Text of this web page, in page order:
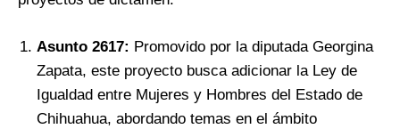
Asunto 2617: Promovido por la diputada Georgina
Zapata, este proyecto busca adicionar la Ley de
Igualdad entre Mujeres y Hombres del Estado de
Chihuahua, abordando temas en el ámbito